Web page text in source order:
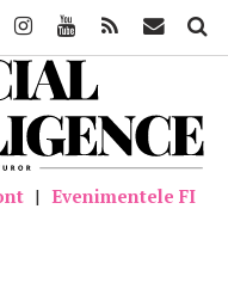
| Evenimentele FI
InstagramYoutube Feed Mail